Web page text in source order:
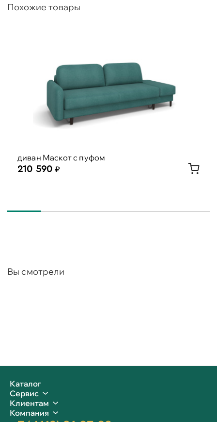
Похожие товары
диван Маскот с пуфом
210 590
Вы смотрели
Каталог
Сервис
Клиентам
Компания